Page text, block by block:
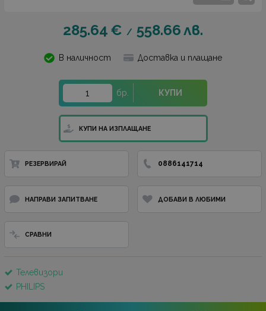
285.64 € / 558.66лв.
В наличност Доставка и плащане
бр. КУПИ
КУПИ НА ИЗПЛАЩАНЕ
РЕЗЕРВИРАЙ 0886141714
НАПРАВИ ЗАПИТВАНЕ ДОБАВИ В ЛЮБИМИ
СРАВНИ
Телевизори
PHILIPS